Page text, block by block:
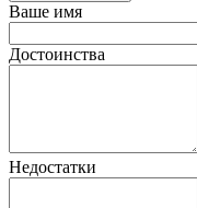
Ваше имя
Достоинства
Недостатки